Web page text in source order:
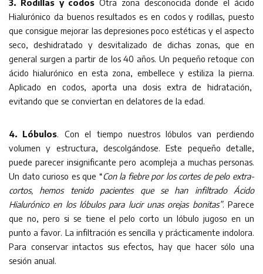
3. Rodillas y codos Otra zona desconocida donde el ácido
Hialurónico da buenos resultados es en codos y rodillas, puesto
que consigue mejorar las depresiones poco estéticas y el aspecto
seco, deshidratado y desvitalizado de dichas zonas, que en
general surgen a partir de los 40 años. Un pequeño retoque con
ácido hialurónico en esta zona, embellece y estiliza la pierna.
Aplicado en codos, aporta una dosis extra de hidratación,
evitando que se conviertan en delatores de la edad.
4. Lóbulos. Con el tiempo nuestros lóbulos van perdiendo
volumen y estructura, descolgándose. Este pequeño detalle,
puede parecer insignificante pero acompleja a muchas personas.
Un dato curioso es que “Con la fiebre por los cortes de pelo extra-
cortos, hemos tenido pacientes que se han infiltrado Ácido
Hialurónico en los lóbulos para lucir unas orejas bonitas”. Parece
que no, pero si se tiene el pelo corto un lóbulo jugoso en un
punto a favor. La infiltración es sencilla y prácticamente indolora.
Para conservar intactos sus efectos, hay que hacer sólo una
sesión anual.